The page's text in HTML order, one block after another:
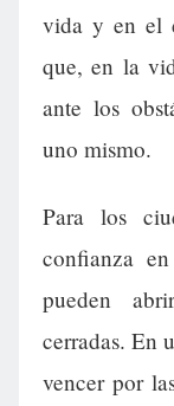
vida y en el
que, en la
ante los
uno mismo.
Para los
confianza
pueden
cerradas. En
vencer por